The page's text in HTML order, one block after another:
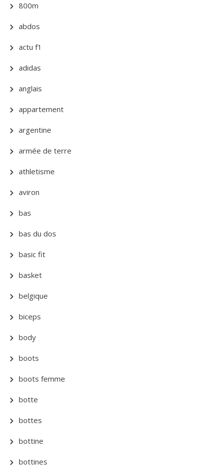
800m
abdos
actu f1
adidas
anglais
appartement
argentine
armée de terre
athletisme
aviron
bas
bas du dos
basic fit
basket
belgique
biceps
body
boots
boots femme
botte
bottes
bottine
bottines